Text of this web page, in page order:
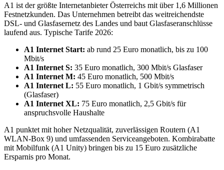
A1 ist der größte Internetanbieter Österreichs mit über 1,6 Millionen
Festnetzkunden. Das Unternehmen betreibt das weitreichendste
DSL- und Glasfasernetz des Landes und baut Glasfaseranschlüsse
laufend aus. Typische Tarife 2026:
A1 Internet Start: ab rund 25 Euro monatlich, bis zu 100
Mbit/s
A1 Internet S: 35 Euro monatlich, 300 Mbit/s Glasfaser
A1 Internet M: 45 Euro monatlich, 500 Mbit/s
A1 Internet L: 55 Euro monatlich, 1 Gbit/s symmetrisch
(Glasfaser)
A1 Internet XL: 75 Euro monatlich, 2,5 Gbit/s für
anspruchsvolle Haushalte
A1 punktet mit hoher Netzqualität, zuverlässigen Routern (A1
WLAN-Box 9) und umfassenden Serviceangeboten. Kombirabatte
mit Mobilfunk (A1 Unity) bringen bis zu 15 Euro zusätzliche
Ersparnis pro Monat.